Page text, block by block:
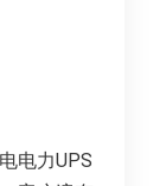
电力UPS